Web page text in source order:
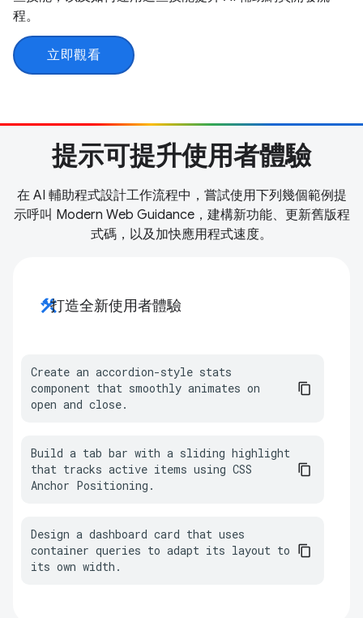
程。
立即觀看
提示可提升使用者體驗
在 AI 輔助程式設計工作流程中，嘗試使用下列幾個範例提
示呼叫 Modern Web Guidance，建構新功能、更新舊版程
式碼，以及加快應用程式速度。
construction打造全新使用者體驗
Create an accordion-style stats
component that smoothly animates on
open and close.
Build a tab bar with a sliding highlight
that tracks active items using CSS
Anchor Positioning.
Design a dashboard card that uses
container queries to adapt its layout to
its own width.